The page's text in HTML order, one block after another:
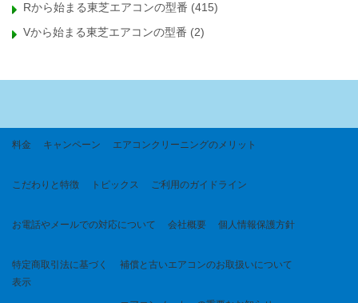
Rから始まる東芝エアコンの型番 (415)
Vから始まる東芝エアコンの型番 (2)
料金 キャンペーン エアコンクリーニングのメリット
こだわりと特徴 トピックス ご利用のガイドライン
お電話やメールでの対応について 会社概要 個人情報保護方針
特定商取引法に基づく
表示
補償と古いエアコンのお取扱いについて